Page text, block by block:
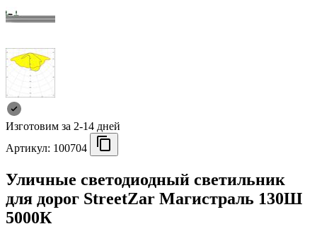
Изготовим за 2-14 дней
Артикул: 100704
Уличные светодиодный светильник
для дорог StreetZar Магистраль 130Ш
5000К